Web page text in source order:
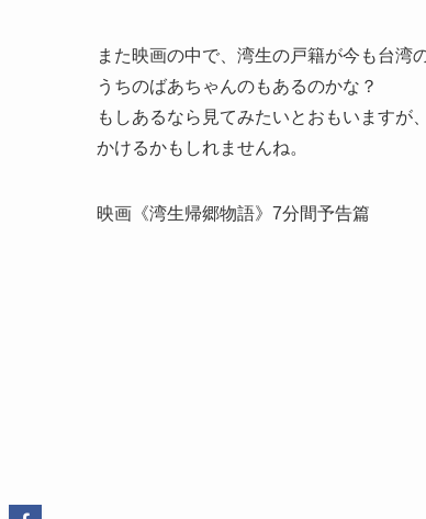
また映画の中で、湾生の戸籍が今も台湾
うちのばあちゃんのもあるのかな？
もしあるなら見てみたいとおもいますが
かけるかもしれませんね。
映画《湾生帰郷物語》7分間予告篇